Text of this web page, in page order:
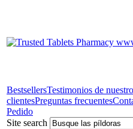
BestsellersTestimonios de
clientesPreguntas frecuentes
Pedido
Site search